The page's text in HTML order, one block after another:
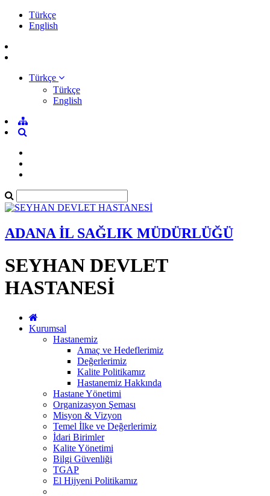
Türkçe
English
Türkçe
Türkçe
English
ADANA İL SAĞLIK MÜDÜRLÜĞÜ
SEYHAN DEVLET
HASTANESİ
Kurumsal
Hastanemiz
Amaç ve Hedeflerimiz
Değerlerimiz
Kalite Politikamız
Hastanemiz Hakkında
Hastane Yönetimi
Organizasyon Şeması
Misyon & Vizyon
Temel İlke ve Değerlerimiz
İdari Birimler
Kalite Yönetimi
Bilgi Güvenliği
TGAP
El Hijyeni Politikamız